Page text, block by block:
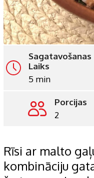
Sagatavošanas
Laiks
5 min
Porcijas
2
Rīsi ar malto
kombināciju